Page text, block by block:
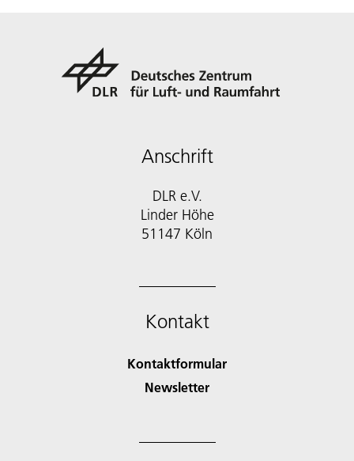
Anschrift
DLR e.V.
Linder Höhe
51147 Köln
Kontakt
Kontaktformular
Newsletter